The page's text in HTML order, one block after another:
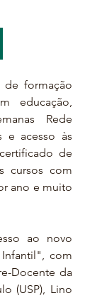
formação
educação,
Rede
e acesso às
de
cursos com
ano e muito
ao novo
com
Docente da
(USP), Lino